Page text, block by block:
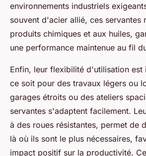
environnements industriels
souvent d'acier allié, ces servantes
produits chimiques et aux huiles,
une performance maintenue au fil
Enfin, leur flexibilité d'utilisation est
ce soit pour des travaux légers ou
garages étroits ou des ateliers
servantes s'adaptent facilement.
à des roues résistantes, permet de
là où ils sont le plus nécessaires,
impact positif sur la productivité.